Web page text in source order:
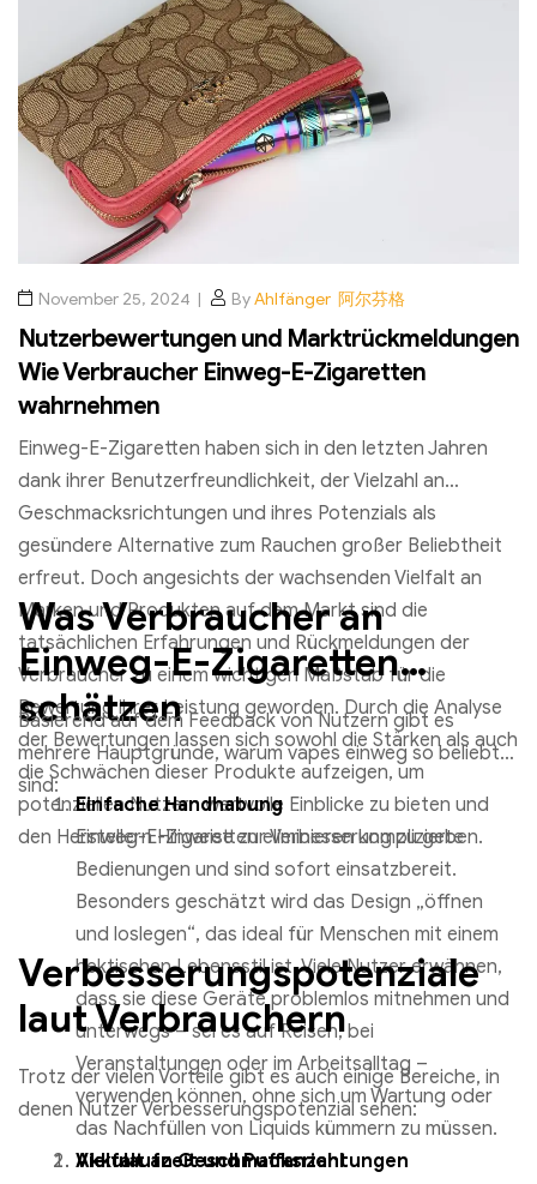
Sie dampferladen aus und machen Sie Ihr Leben noch
entspannter und angenehmer!
November 25, 2024 ByAhlfänger 阿尔芬格
Nutzerbewertungen und Marktrückmeldungen
Wie Verbraucher Einweg-E-Zigaretten
wahrnehmen
Einweg-E-Zigaretten haben sich in den letzten Jahren
dank ihrer Benutzerfreundlichkeit, der Vielzahl an
Geschmacksrichtungen und ihres Potenzials als
gesündere Alternative zum Rauchen großer Beliebtheit
erfreut. Doch angesichts der wachsenden Vielfalt an
Marken und Produkten auf dem Markt sind die
tatsächlichen Erfahrungen und Rückmeldungen der
Verbraucher zu einem wichtigen Maßstab für die
Bewertung ihrer Leistung geworden. Durch die Analyse
der Bewertungen lassen sich sowohl die Stärken als auch
die Schwächen dieser Produkte aufzeigen, um
potenziellen Nutzern wertvolle Einblicke zu bieten und
den Herstellern Hinweise zur Verbesserung zu geben.
Was Verbraucher an
Einweg-E-Zigaretten
schätzen
Basierend auf dem Feedback von Nutzern gibt es
mehrere Hauptgründe, warum vapes einweg so beliebt
sind:
Einfache Handhabung
Einweg-E-Zigaretten eliminieren komplizierte
Bedienungen und sind sofort einsatzbereit.
Besonders geschätzt wird das Design „öffnen
und loslegen“, das ideal für Menschen mit einem
hektischen Lebensstil ist. Viele Nutzer erwähnen,
dass sie diese Geräte problemlos mitnehmen und
unterwegs – sei es auf Reisen, bei
Veranstaltungen oder im Arbeitsalltag –
verwenden können, ohne sich um Wartung oder
das Nachfüllen von Liquids kümmern zu müssen.
Vielfalt an Geschmacksrichtungen
Verbesserungspotenziale
laut Verbrauchern
Trotz der vielen Vorteile gibt es auch einige Bereiche, in
denen Nutzer Verbesserungspotenzial sehen:
Akkulaufzeit und Puffanzahl